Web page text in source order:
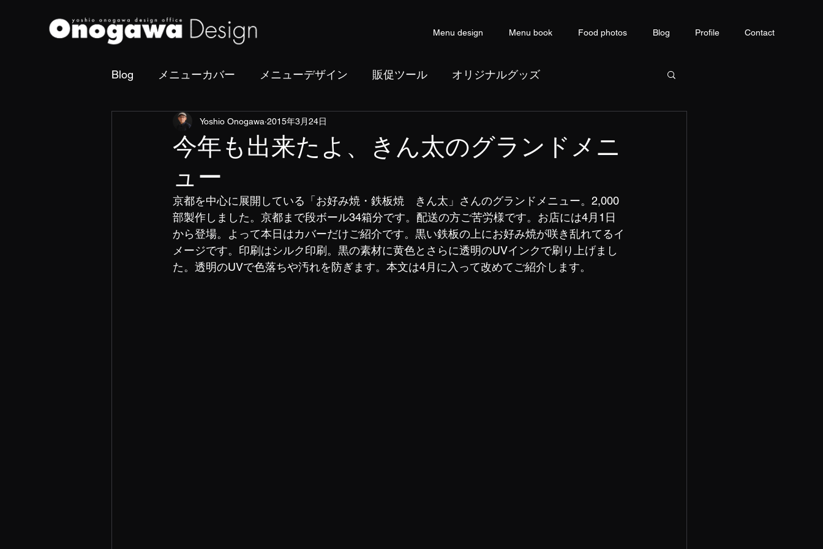
Menu design Menu book Food photos Blog Profile Contact
Blog メニューカバー メニューデザイン 販促ツール オリジナルグッズ
撮影・フォトディレクション コピーライティング
今年も出来たよ、きん太のグランドメニ
ュー
Yoshio Onogawa 2015年3月24日
京都を中心に展開している「お好み焼・鉄板焼　きん太」さんのグランドメニュー。2,000
部製作しました。京都まで段ボール34箱分です。配送の方ご苦労様です。お店には4月1日
から登場。よって本日はカバーだけご紹介です。黒い鉄板の上にお好み焼が咲き乱れてるイ
メージです。印刷はシルク印刷。黒の素材に黄色とさらに透明のUVインクで刷り上げまし
た。透明のUVで色落ちや汚れを防ぎます。本文は4月に入って改めてご紹介します。